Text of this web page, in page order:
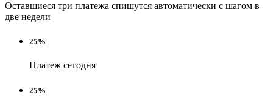
Оставшиеся три платежа спишутся автоматически с шагом в
две недели
25%
Платеж сегодня
25%